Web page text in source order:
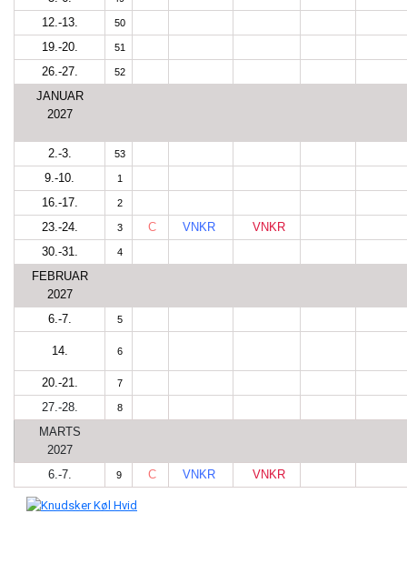
12.-13. 50
19.-20. 51
26.-27. 52
JANUAR
2027
2.-3. 53
9.-10. 1
16.-17. 2
23.-24. 3 C VNKR
VNKR
30.-31.
4
FEBRUAR
2027
6.-7.
5
14. 6
20.-21. 7
27.-28. 8
MARTS
2027
6.-7.
9 C VNKR VNKR